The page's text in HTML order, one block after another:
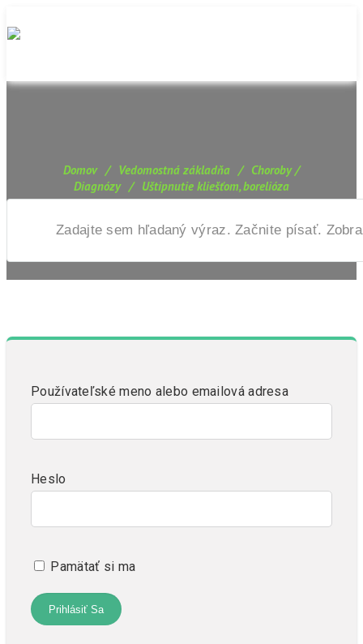
Domov / Vedomostná základňa / Choroby /
Diagnózy / Uštipnutie kliešťom, borelióza
Používateľské meno alebo emailová adresa
Heslo
Pamätať si ma